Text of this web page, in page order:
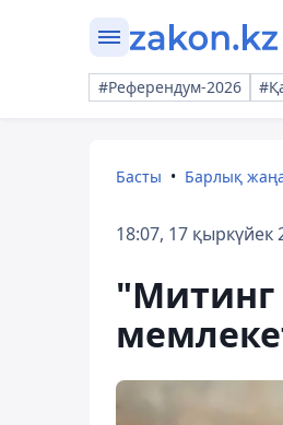
#Референдум-2026
Басты Барлық
18:07, 17 қыркүйек
"Митинг